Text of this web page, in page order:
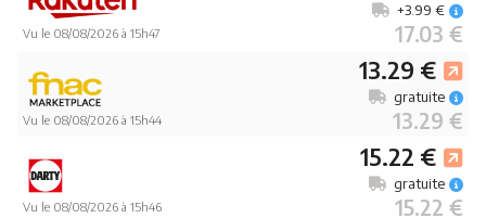
Vu le 08/08/2026 à 15h47 17.03 €
+3.99 €
Vu le 08/08/2026 à 15h44
13.29 €
13.29 €
gratuite
Vu le 08/08/2026 à 15h46
15.22 €
15.22 €
gratuite